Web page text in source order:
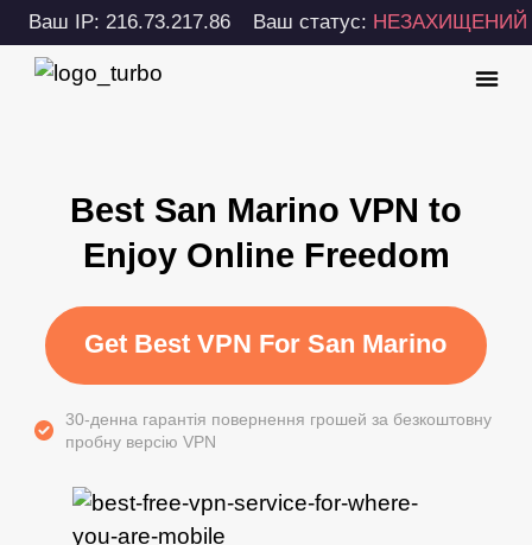
Ваш IP: 216.73.217.86 Ваш статус: НЕЗАХИЩЕНИЙ
Best San Marino VPN to
Enjoy Online Freedom
Get Best VPN For San Marino
30-денна гарантія повернення грошей за безкоштовну
пробну версію VPN